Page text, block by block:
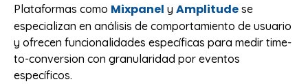
Plataformas como Mixpanel y Amplitude se
especializan en análisis de comportamiento de usuario
y ofrecen funcionalidades específicas para medir time-
to-conversion con granularidad por eventos
específicos.